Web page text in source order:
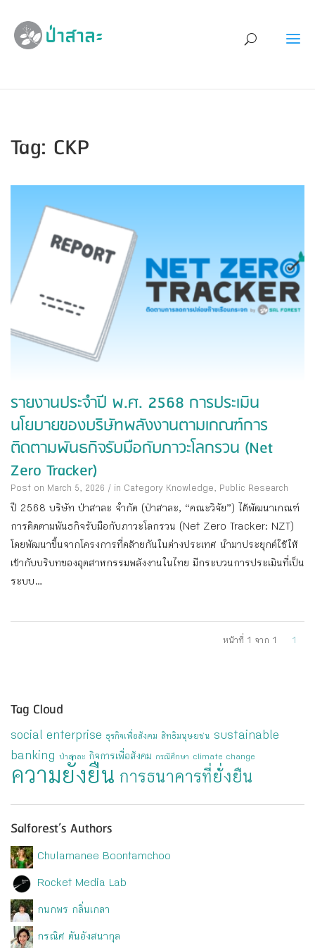
Tag: CKP
รายงานประจำปี พ.ศ. 2568 การประเมิน
นโยบายของบริษัทพลังงานตามเกณฑ์การ
ติดตามพันธกิจรับมือกับภาวะโลกรวน (Net
Zero Tracker)
Post on March 5, 2026 / in Category Knowledge, Public Research
ปี 2568 บริษัท ป่าสาละ จํากัด (ป่าสาละ, “คณะวิจัย”) ได้พัฒนาเกณฑ์
การติดตามพันธกิจรับมือกับภาวะโลกรวน (Net Zero Tracker: NZT)
โดยพัฒนาขึ้นจากโครงการที่คล้ายกันในต่างประเทศ นํามาประยุกต์ใช้ให้
เข้ากับบริบทของอุตสาหกรรมพลังงานในไทย มีกระบวนการประเมินที่เป็น
ระบบ...
หน้าที่ 1 จาก 1 1
Tag Cloud
social enterprise ธุรกิจเพื่อสังคม สิทธิมนุษยชน sustainable
banking ป่าสาละ กิจการเพื่อสังคม กรณีศึกษา climate change
ความยั่งยืน การธนาคารที่ยั่งยืน
Salforest’s Authors
Chulamanee Boontamchoo
Rocket Media Lab
กนกพร กลิ่นเกลา
กรณิศ ตันอังสนากุล